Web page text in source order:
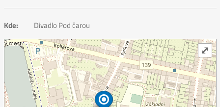
Kde: Divadlo Pod čarou
⤢